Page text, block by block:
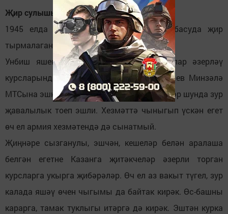
Җир сулышы үзенә тарта
1945 елда җиңү көнен дә үгез җигеп басуда җир
тырмалаганда каршылый Әзһәм абый.
Унбиш яшендә Чаллыдагы механизаторлар әзерләү
курсларында алты ай укып, Әзһәм Сазхыев Минзәлә
МТСына эшкә кайта. Яз-көз кайда җибәрәләр шунда зур
җавалылык тоеп эшли. Хезмәттә чыныгып үскән егет
өч ел армия хезмәтендә дә сынатмый.
Җиңнәре сызганулы, эшчән, кешеләр белән аралаша
белгән егетне Казанга җитәкчеләр әзерли торган
курсларга укырга җибәрәләр. Өч ел аз вакыт түгел, зур
калада яшәү өчен чыгымы да байтак кирәк. Өс-башны
карарга, тамак туклыгы итәргә дә кирәк. Эштән курка